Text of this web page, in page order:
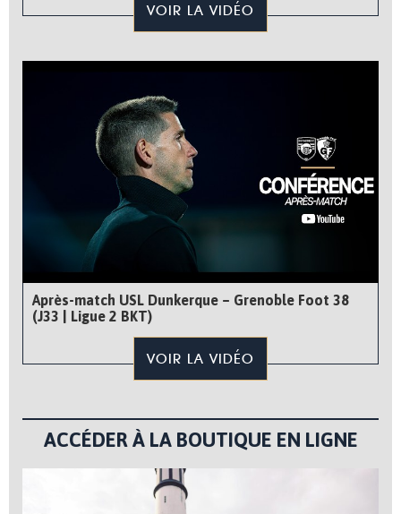
VOIR LA VIDÉO
Après-match USL Dunkerque – Grenoble Foot 38
(J33 | Ligue 2 BKT)
VOIR LA VIDÉO
ACCÉDER À LA BOUTIQUE EN LIGNE